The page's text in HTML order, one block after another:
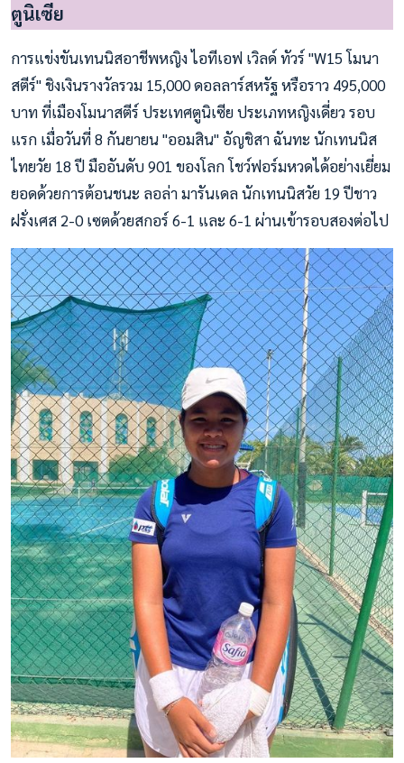
ตูนิเซีย
การแข่งขันเทนนิสอาชีพหญิง ไอทีเอฟ เวิลด์ ทัวร์ "W15 โมนา
สตีร์" ชิงเงินรางวัลรวม 15,000 ดอลลาร์สหรัฐ หรือราว 495,000
บาท ที่เมืองโมนาสตีร์ ประเทศตูนิเซีย ประเภทหญิงเดี่ยว รอบ
แรก เมื่อวันที่ 8 กันยายน "ออมสิน" อัญชิสา ฉันทะ นักเทนนิส
ไทยวัย 18 ปี มืออันดับ 901 ของโลก โชว์ฟอร์มหวดได้อย่างเยี่ยม
ยอดด้วยการต้อนชนะ ลอล่า มารันเดล นักเทนนิสวัย 19 ปีชาว
ฝรั่งเศส 2-0 เซตด้วยสกอร์ 6-1 และ 6-1 ผ่านเข้ารอบสองต่อไป